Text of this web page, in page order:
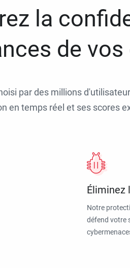
la
de
par des millions
en temps réel et ses scores
Éliminez
Notre
défend votre